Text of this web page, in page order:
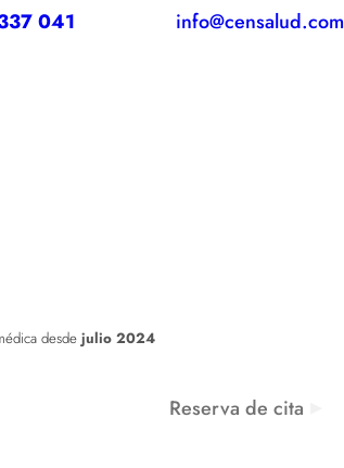
041 info@censalud.com
desde julio 2024
Reserva de cita